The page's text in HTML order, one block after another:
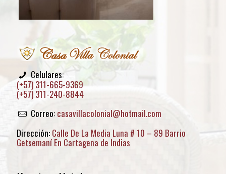
Celulares:
(+57) 311-665-9369
(+57) 311-240-8844
Correo: casavillacolonial@hotmail.com
Dirección: Calle De La Media Luna # 10 – 89 Barrio
Getsemaní En Cartagena de Indias